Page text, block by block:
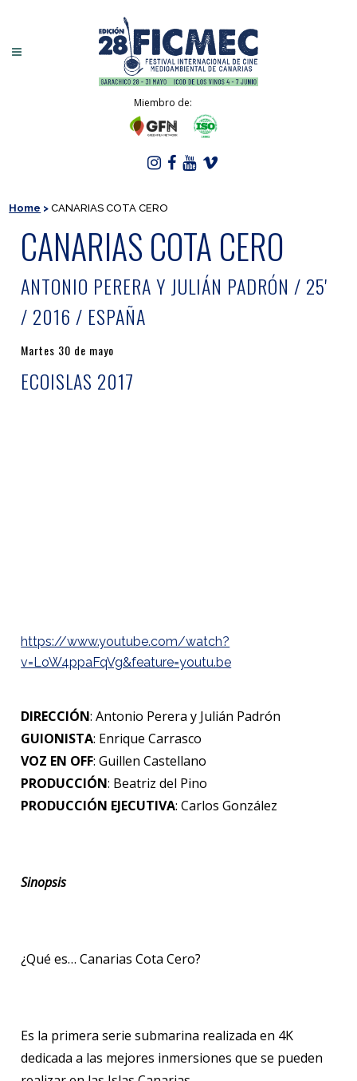
Miembro de:
Home >CANARIAS COTA CERO
CANARIAS COTA CERO
ANTONIO PERERA Y JULIÁN PADRÓN / 25'
/ 2016 / ESPAÑA
Martes 30 de mayo
ECOISLAS 2017
https://www.youtube.com/watch?
v=LoW4ppaFqVg&feature=youtu.be
DIRECCIÓN: Antonio Perera y Julián Padrón
GUIONISTA: Enrique Carrasco
VOZ EN OFF: Guillen Castellano
PRODUCCIÓN: Beatriz del Pino
PRODUCCIÓN EJECUTIVA: Carlos González
Sinopsis
¿Qué es… Canarias Cota Cero?
Es la primera serie submarina realizada en 4K
dedicada a las mejores inmersiones que se pueden